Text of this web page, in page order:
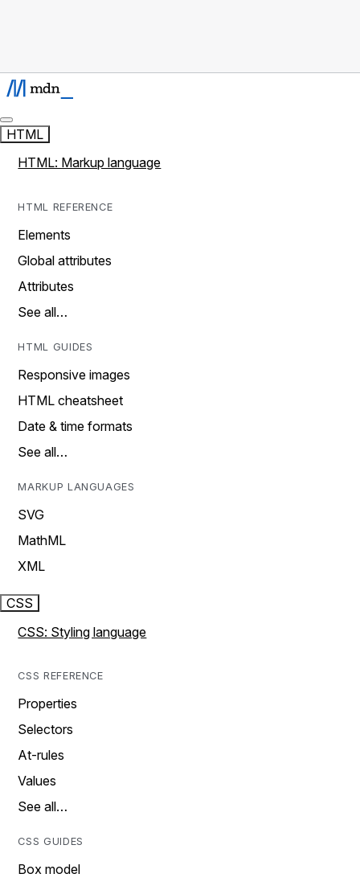
HTML
HTML: Markup language
HTML REFERENCE
Elements
Global attributes
Attributes
See all…
HTML GUIDES
Responsive images
HTML cheatsheet
Date & time formats
See all…
MARKUP LANGUAGES
SVG
MathML
XML
CSS
CSS: Styling language
CSS REFERENCE
Properties
Selectors
At-rules
Values
See all…
CSS GUIDES
Box model